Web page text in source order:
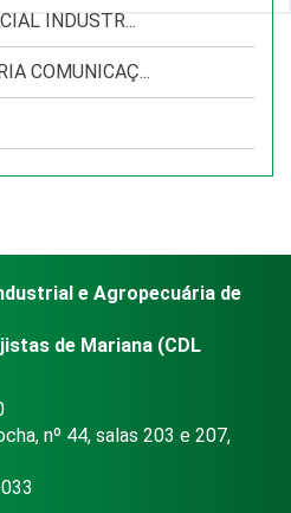
INDUSTR...
COMUNICAÇ...
e Agropecuária de
de Mariana (CDL
nº 44, salas 203 e 207,